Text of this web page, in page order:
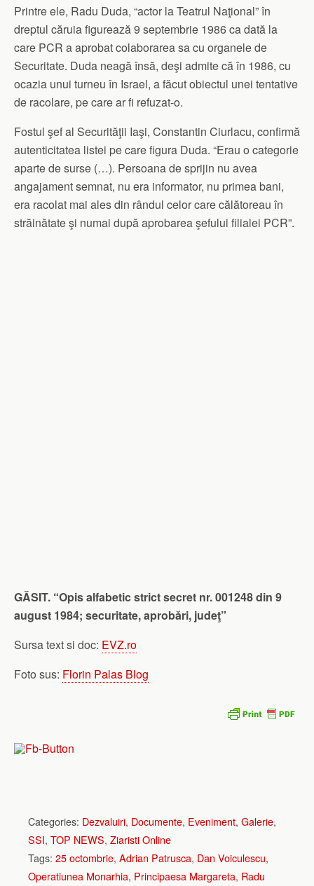
Printre ele, Radu Duda, “actor la Teatrul Naţional” în
dreptul căruia figurează 9 septembrie 1986 ca dată la
care PCR a aprobat colaborarea sa cu organele de
Securitate. Duda neagă însă, deşi admite că în 1986, cu
ocazia unui turneu în Israel, a făcut obiectul unei tentative
de racolare, pe care ar fi refuzat-o.
Fostul şef al Securităţii Iaşi, Constantin Ciurlacu, confirmă
autenticitatea listei pe care figura Duda. “Erau o categorie
aparte de surse (…). Persoana de sprijin nu avea
angajament semnat, nu era informator, nu primea bani,
era racolat mai ales din rândul celor care călătoreau în
străinătate şi numai după aprobarea şefului filialei PCR”.
GĂSIT. “Opis alfabetic strict secret nr. 001248 din 9
august 1984; securitate, aprobări, judeţ”
Sursa text si doc: EVZ.ro
Foto sus: Florin Palas Blog
Categories: Dezvaluiri, Documente, Eveniment, Galerie,
SSI, TOP NEWS, Ziaristi Online
Tags: 25 octombrie, Adrian Patrusca, Dan Voiculescu,
Operatiunea Monarhia, Principaesa Margareta, Radu